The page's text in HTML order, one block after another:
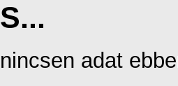
S...
nincsen adat